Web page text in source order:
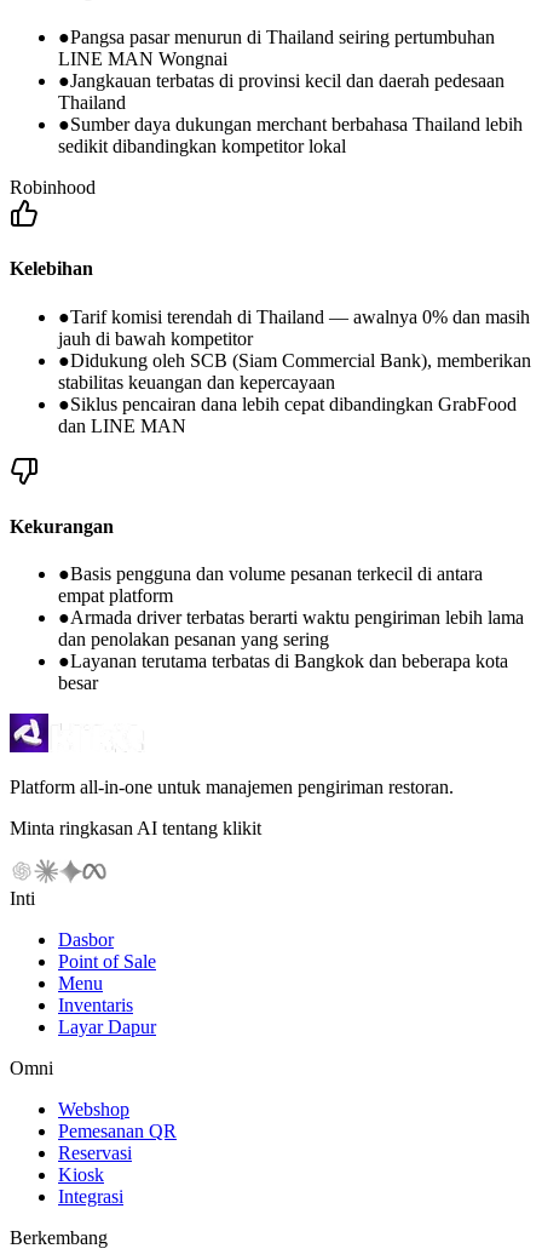
●Pangsa pasar menurun di Thailand seiring pertumbuhan
LINE MAN Wongnai
●Jangkauan terbatas di provinsi kecil dan daerah pedesaan
Thailand
●Sumber daya dukungan merchant berbahasa Thailand lebih
sedikit dibandingkan kompetitor lokal
Robinhood
Kelebihan
●Tarif komisi terendah di Thailand — awalnya 0% dan masih
jauh di bawah kompetitor
●Didukung oleh SCB (Siam Commercial Bank), memberikan
stabilitas keuangan dan kepercayaan
●Siklus pencairan dana lebih cepat dibandingkan GrabFood
dan LINE MAN
Kekurangan
●Basis pengguna dan volume pesanan terkecil di antara
empat platform
●Armada driver terbatas berarti waktu pengiriman lebih lama
dan penolakan pesanan yang sering
●Layanan terutama terbatas di Bangkok dan beberapa kota
besar
Platform all-in-one untuk manajemen pengiriman restoran.
Minta ringkasan AI tentang klikit
Inti
Dasbor
Point of Sale
Menu
Inventaris
Layar Dapur
Omni
Webshop
Pemesanan QR
Reservasi
Kiosk
Integrasi
Berkembang